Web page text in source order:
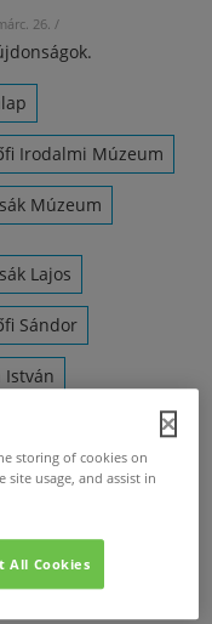
26. /
Irodalmi Múzeum
Múzeum
Lajos
Sándor
István
András
Daróczi József
storing of cookies on
site usage, and assist in
All Cookies